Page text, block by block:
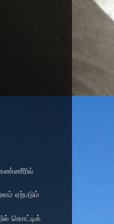
கண்ணீரில்
ஏற்படும்
கொட்டிக்